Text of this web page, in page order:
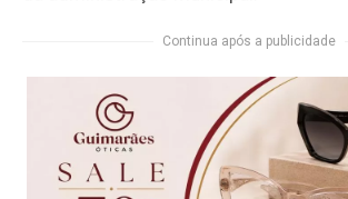
Continua após a publicidade